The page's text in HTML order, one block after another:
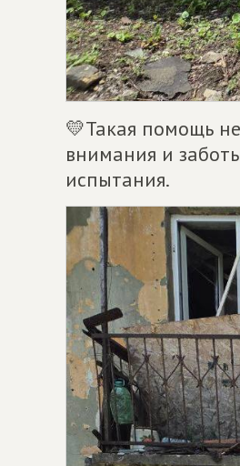
💛Такая помощь
внимания и
испытания.